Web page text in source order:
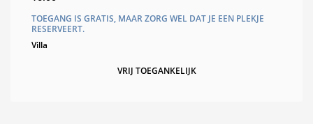
TOEGANG IS GRATIS, MAAR ZORG WEL DAT JE EEN PLEKJE
RESERVEERT.
Villa
VRIJ TOEGANKELIJK